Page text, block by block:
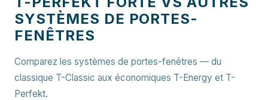
SYSTÈMES DE PORTES-
FENÊTRES
Comparez les systèmes de portes-fenêtres — du
classique T-Classic aux économiques T-Energy et T-
Perfekt.